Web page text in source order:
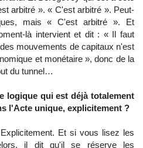
arbitré ». « C'est arbitré ». Peut-
mais « C'est arbitré ». Et
là intervient et dit : « Il faut
mouvements de capitaux n'est
et monétaire », donc de la
du tunnel…
logique qui est déjà totalement
l'Acte unique, explicitement ?
Et si vous lisez les
il dit qu'il se réserve les